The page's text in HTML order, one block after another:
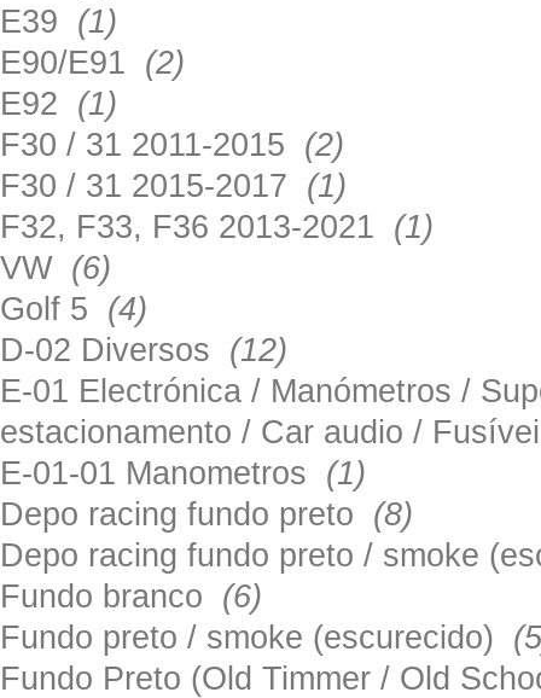
E39 (1)
E90/E91 (2)
E92 (1)
F30 / 31 2011-2015 (2)
F30 / 31 2015-2017 (1)
F32, F33, F36 2013-2021 (1)
VW (6)
Golf 5 (4)
D-02 Diversos (12)
E-01 Electrónica / Manómetros /
estacionamento / Car audio /
E-01-01 Manometros (1)
Depo racing fundo preto (8)
Depo racing fundo preto / smoke
Fundo branco (6)
Fundo preto / smoke (escurecido)
Fundo Preto (Old Timmer / Old